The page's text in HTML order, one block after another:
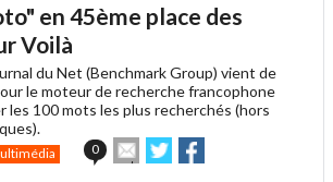
à
en 45ème place des
Voilà
du Net (Benchmark Group) vient de
le moteur de recherche francophone
les 100 mots les plus recherchés (hors
0
Envoyer
cet
Partager
sur sur